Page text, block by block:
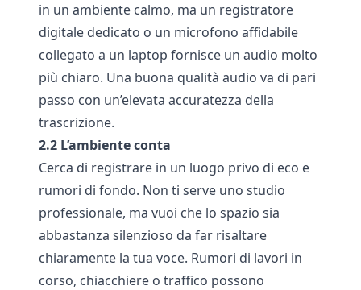
in un ambiente calmo, ma un registratore
digitale dedicato o un microfono affidabile
collegato a un laptop fornisce un audio molto
più chiaro. Una buona qualità audio va di pari
passo con un’elevata accuratezza della
trascrizione.
2.2 L’ambiente conta
Cerca di registrare in un luogo privo di eco e
rumori di fondo. Non ti serve uno studio
professionale, ma vuoi che lo spazio sia
abbastanza silenzioso da far risaltare
chiaramente la tua voce. Rumori di lavori in
corso, chiacchiere o traffico possono